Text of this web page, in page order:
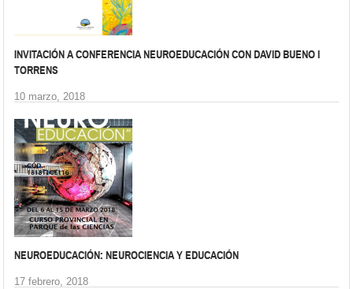
INVITACIÓN A CONFERENCIA NEUROEDUCACIÓN CON DAVID BUENO I
TORRENS
10 marzo, 2018
NEUROEDUCACIÓN: NEUROCIENCIA Y EDUCACIÓN
17 febrero, 2018